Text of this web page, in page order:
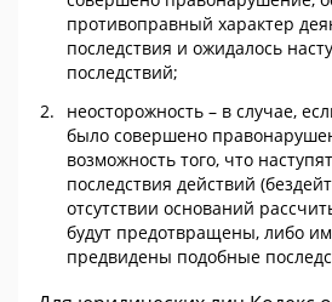
противоправный характер
последствия и ожидалось
последствий;
неосторожность – в случае,
было совершено
возможность того, что
последствия действий
отсутствии оснований
будут предотвращены, либо
предвидены подобные